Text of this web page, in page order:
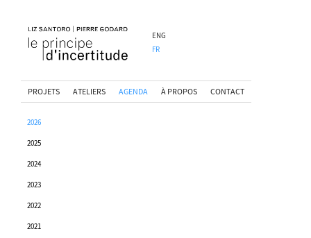
ENG
FR
PROJETS ATELIERS AGENDA À PROPOS CONTACT
2026
2025
2024
2023
2022
2021